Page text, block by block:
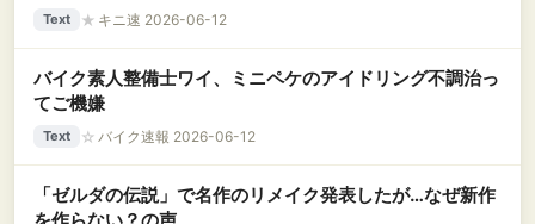
Text ★ キニ速 2026-06-12
バイク素人整備士ワイ、ミニペケのアイドリング不調治っ
てご機嫌
Text ☆ バイク速報 2026-06-12
「ゼルダの伝説」で名作のリメイク発表したが…なぜ新作